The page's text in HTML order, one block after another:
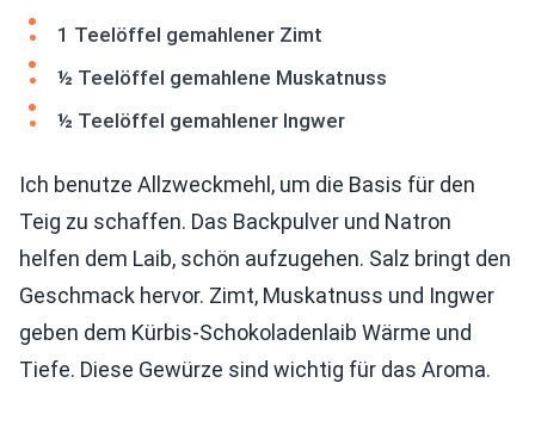
1 Teelöffel gemahlener Zimt
½ Teelöffel gemahlene Muskatnuss
½ Teelöffel gemahlener Ingwer
Ich benutze Allzweckmehl, um die Basis für den
Teig zu schaffen. Das Backpulver und Natron
helfen dem Laib, schön aufzugehen. Salz bringt den
Geschmack hervor. Zimt, Muskatnuss und Ingwer
geben dem Kürbis-Schokoladenlaib Wärme und
Tiefe. Diese Gewürze sind wichtig für das Aroma.